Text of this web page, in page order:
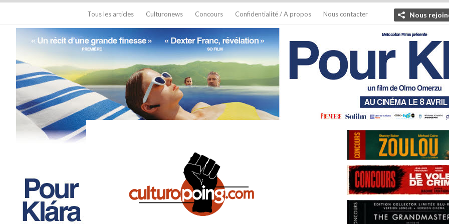
Tous les articles Culturonews Concours Confidentialité / A propos Nous contacter Nous